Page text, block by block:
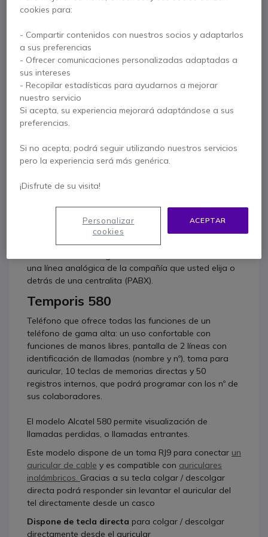
18,95 € s/Iva
Contacte a nuestros expertos -
Linea gratuita
900 80 26 26
Descripción producto
Teléfonos fijos Alcatel
analógicos
una línea analógica de la compañía que usted elija o
detrás de una centralita (PABX).
Temporis 580
Teléfono que ofrece todas las funciones de un
teléfono de gama alta: un uso confortable con
funciones de manos libres, pantalla de 2 líneas con
identificación de llamadas (nombre y nº), toma para
auricular, 10 teclas de memorias directas y 50
registros internos, que podrá programar con los nº de
sus colaboradores.
El modelo Alcatel 580 permite visualización de
llamadas perdidas, o llamadas entrantes.
Este modelo dispone de un toma RJ9 para conectar un
auricular de cable y es compatible con auriculares
inalámbricos. Gracias a su tecla colgar / descolgar
directa podrá responder sin levantar el auricular del
tel directamente desde un casco
Dispone de tecla directa para colgar / descolgar
directamente desde el auricular
cookies para:
- Compartir contenidos con nuestros socios y adaptarlos
a sus preferencias
- Ofrecer comunicaciones personalizadas adaptadas a
sus intereses
- Recopilar estadísticas para ayudarnos a mejorar
nuestro servicio
Si acepta, su experiencia mejorará adaptándose a sus
preferencias.
Si no acepta, podrá seguir utilizando nuestros servicios
pero la experiencia será más genérica.
¡Disfrute de su visita!
ACEPTAR
Personalizar
cookies